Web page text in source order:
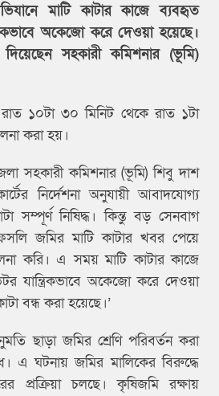
মাটি কাটার কাজে ব্যবহৃত
অকেজো করে দেওয়া হয়েছে।
সহকারী কমিশনার (ভূমি)
রাত ১০টা ৩০ মিনিট থেকে রাত ১টা
করা হয়।
সহকারী কমিশনার (ভূমি) শিবু দাশ
নির্দেশনা অনুযায়ী আবাদযোগ্য
সম্পূর্ণ নিষিদ্ধ। কিন্তু বড় সেনবাগ
জমির মাটি কাটার খবর পেয়ে
করি। এ সময় মাটি কাটার কাজে
যান্ত্রিকভাবে অকেজো করে দেওয়া
বন্ধ করা হয়েছে।’
ছাড়া জমির শ্রেণি পরিবর্তন করা
এ ঘটনায় জমির মালিকের বিরুদ্ধে
প্রক্রিয়া চলছে। কৃষিজমি রক্ষায়